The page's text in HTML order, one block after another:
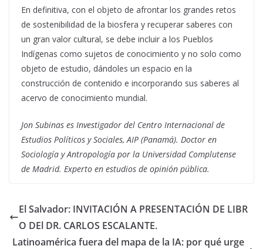
En definitiva, con el objeto de afrontar los grandes retos
de sostenibilidad de la biosfera y recuperar saberes con
un gran valor cultural, se debe incluir a los Pueblos
Indígenas como sujetos de conocimiento y no solo como
objeto de estudio, dándoles un espacio en la
construcción de contenido e incorporando sus saberes al
acervo de conocimiento mundial.
Jon Subinas es Investigador del Centro Internacional de
Estudios Políticos y Sociales, AIP (Panamá). Doctor en
Sociología y Antropología por la Universidad Complutense
de Madrid. Experto en estudios de opinión pública.
El Salvador: INVITACIÓN A PRESENTACIÓN DE LIBR
O DEl DR. CARLOS ESCALANTE.
Latinoamérica fuera del mapa de la IA: por qué urge